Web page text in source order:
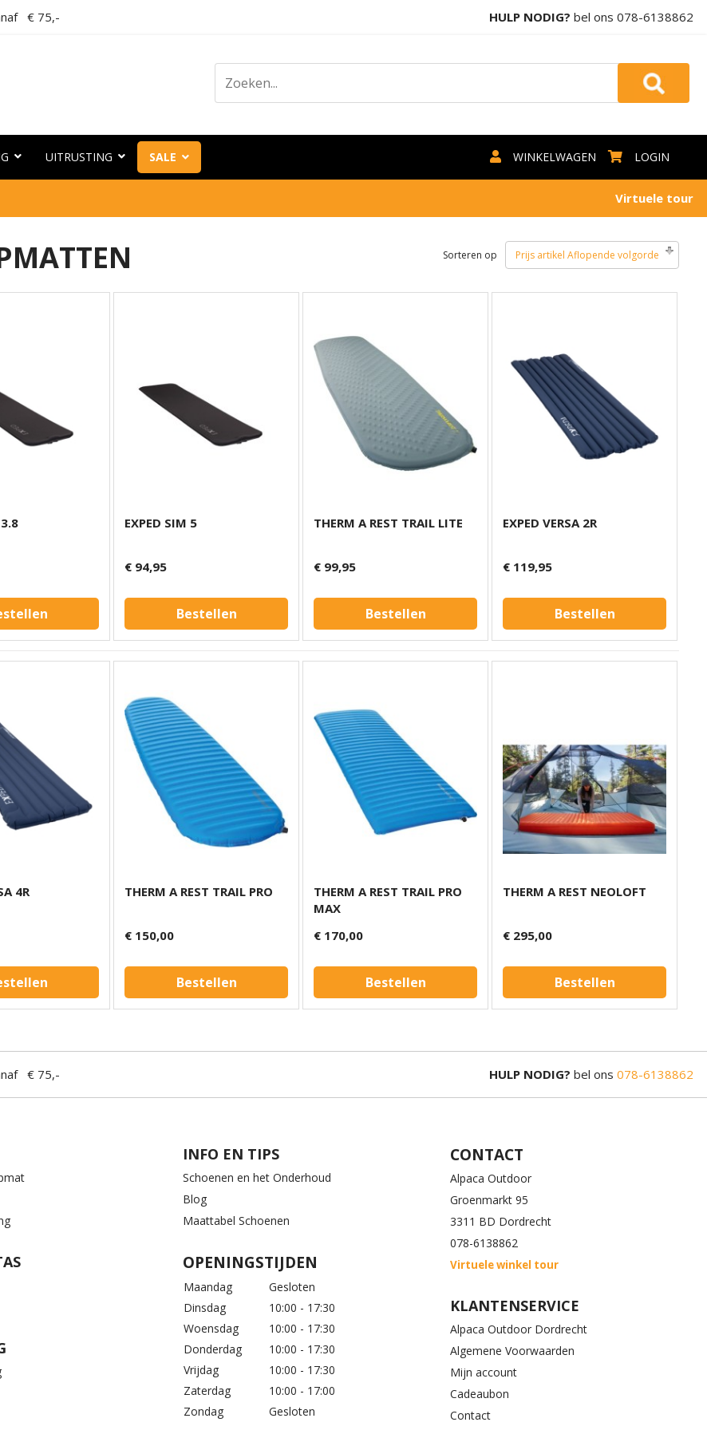
€ 75,- HULP NODIG? bel ons 078-6138862
UITRUSTING SALE LOGIN
WINKELWAGEN
Virtuele tour
Sorteren op Prijs artikel Aflopende volgorde
EXPED SIM 5
€ 94,95
Bestellen
THERM A REST TRAIL LITE
€ 99,95
Bestellen
EXPED VERSA 2R
€ 119,95
Bestellen
4R THERM A REST TRAIL PRO
€ 150,00
Bestellen
THERM A REST TRAIL PRO
MAX
€ 170,00
Bestellen
THERM A REST NEOLOFT
€ 295,00
Bestellen
€ 75,- HULP NODIG? bel ons 078-6138862
INFO EN TIPS
Schoenen en het Onderhoud
Blog
Maattabel Schoenen
OPENINGSTIJDEN
Maandag
Gesloten
Dinsdag
10:00 - 17:30
Woensdag
10:00 - 17:30
Donderdag
10:00 - 17:30
Vrijdag
10:00 - 17:30
Zaterdag
10:00 - 17:00
Zondag
Gesloten
CONTACT
Alpaca Outdoor
Groenmarkt 95
3311 BD Dordrecht
078-6138862
Virtuele winkel tour
KLANTENSERVICE
Alpaca Outdoor Dordrecht
Algemene Voorwaarden
Mijn account
Cadeaubon
Contact